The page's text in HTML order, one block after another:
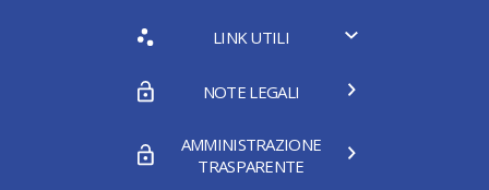
LINK UTILI
NOTE LEGALI
AMMINISTRAZIONE
TRASPARENTE